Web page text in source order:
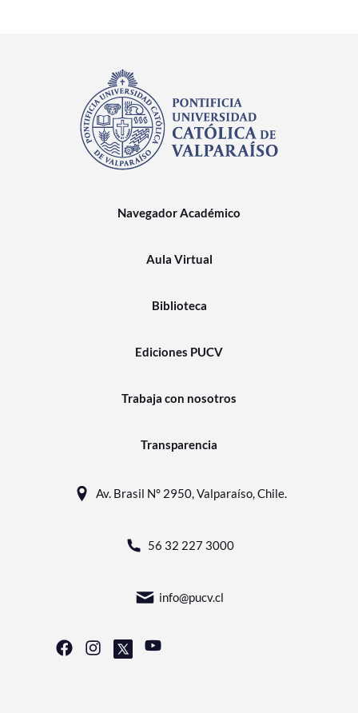
Navegador Académico
Aula Virtual
Biblioteca
Ediciones PUCV
Trabaja con nosotros
Transparencia
Av. Brasil N° 2950, Valparaíso, Chile.
56 32 227 3000
info@pucv.cl